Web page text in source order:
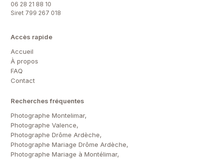
06 28 21 88 10
Siret 799 267 018
Accès rapide
Accueil
À propos
FAQ
Contact
Recherches fréquentes
Photographe Montelimar,
Photographe Valence,
Photographe Drôme Ardèche,
Photographe Mariage Drôme Ardèche,
Photographe Mariage à Montélimar,